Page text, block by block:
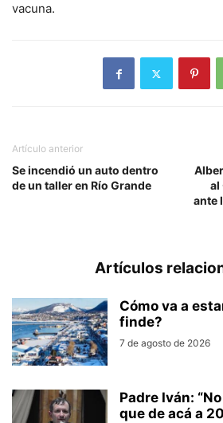
vacuna.
Artículo anterior
Se incendió un auto dentro
de un taller en Río Grande
al
ante
Artículos
Cómo va a
finde?
7 de agosto de 2026
Padre Iván:
que de acá a